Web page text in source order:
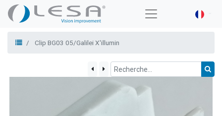
Clip BG03 05/Galilei X'illumin